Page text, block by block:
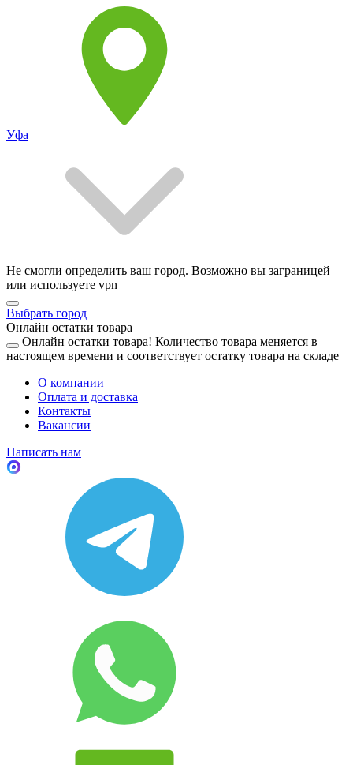
Уфа
Не смогли определить ваш город. Возможно вы заграницей
или используете vpn
Выбрать город
Онлайн остатки товара
Онлайн остатки товара! Количество товара меняется в
настоящем времени и соответствует остатку товара на складе
О компании
Оплата и доставка
Контакты
Вакансии
Написать нам